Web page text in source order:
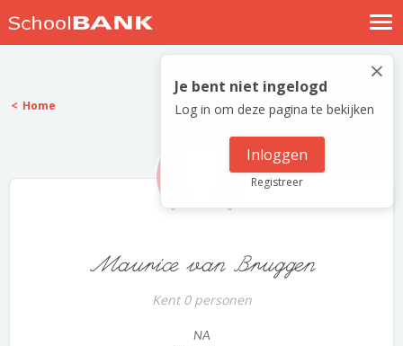
Nostalgische verhalen
Log in
Meld je gratis aan
×
Je bent niet ingelogd
Log in om deze pagina te bekijken
Inloggen
Registreer
Home
Maurice van Bruggen
Kent 0 personen
NA